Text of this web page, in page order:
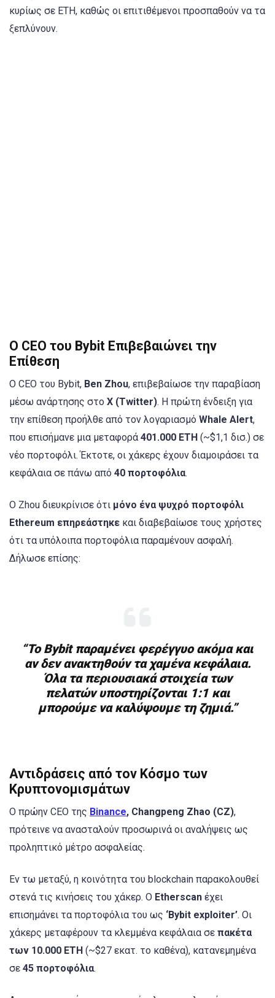
κυρίως σε ETH, καθώς οι επιτιθέμενοι προσπαθούν να τα
ξεπλύνουν.
Ο CEO του Bybit Επιβεβαιώνει την
Επίθεση
Ο CEO του Bybit, Ben Zhou, επιβεβαίωσε την παραβίαση
μέσω ανάρτησης στο X (Twitter). Η πρώτη ένδειξη για
την επίθεση προήλθε από τον λογαριασμό Whale Alert,
που επισήμανε μια μεταφορά 401.000 ETH (~$1,1 δισ.) σε
νέο πορτοφόλι. Έκτοτε, οι χάκερς έχουν διαμοιράσει τα
κεφάλαια σε πάνω από 40 πορτοφόλια.
Ο Zhou διευκρίνισε ότι μόνο ένα ψυχρό πορτοφόλι
Ethereum επηρεάστηκε και διαβεβαίωσε τους χρήστες
ότι τα υπόλοιπα πορτοφόλια παραμένουν ασφαλή.
Δήλωσε επίσης:
“Το Bybit παραμένει φερέγγυο ακόμα και
αν δεν ανακτηθούν τα χαμένα κεφάλαια.
Όλα τα περιουσιακά στοιχεία των
πελατών υποστηρίζονται 1:1 και
μπορούμε να καλύψουμε τη ζημιά.”
Αντιδράσεις από τον Κόσμο των
Κρυπτονομισμάτων
Ο πρώην CEO της Binance, Changpeng Zhao (CZ),
πρότεινε να ανασταλούν προσωρινά οι αναλήψεις ως
προληπτικό μέτρο ασφαλείας.
Εν τω μεταξύ, η κοινότητα του blockchain παρακολουθεί
στενά τις κινήσεις του χάκερ. Ο Etherscan έχει
επισημάνει τα πορτοφόλια του ως ‘Bybit exploiter’. Οι
χάκερς μεταφέρουν τα κλεμμένα κεφάλαια σε πακέτα
των 10.000 ETH (~$27 εκατ. το καθένα), κατανεμημένα
σε 45 πορτοφόλια.